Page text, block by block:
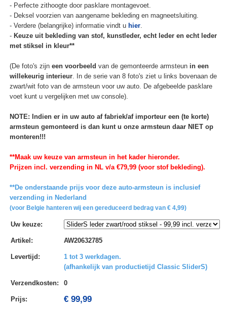
- Perfecte zithoogte door pasklare montagevoet.
- Deksel voorzien van aangename bekleding en magneetsluiting.
- Verdere (belangrijke) informatie vindt u hier.
- Keuze uit bekleding van stof, kunstleder, echt leder en echt leder
met stiksel in kleur**
(De foto's zijn een voorbeeld van de gemonteerde armsteun in een
willekeurig interieur. In de serie van 8 foto's ziet u links bovenaan de
zwart/wit foto van de armsteun voor uw auto. De afgebeelde pasklare
voet kunt u vergelijken met uw console).
NOTE: Indien er in uw auto af fabriek/af importeur een (te korte)
armsteun gemonteerd is dan kunt u onze armsteun daar NIET op
monteren!!!
**Maak uw keuze van armsteun in het kader hieronder.
Prijzen incl. verzending in NL v/a €79,99 (voor stof bekleding).
**De onderstaande prijs voor deze auto-armsteun is inclusief
verzending in Nederland
(voor Belgie hanteren wij een gereduceerd bedrag van € 4,99)
Uw keuze:
Artikel : AW20632785
Levertijd :
1 tot 3 werkdagen.
(afhankelijk van productietijd Classic SliderS)
Verzendkosten: 0
Prijs: € 99,99